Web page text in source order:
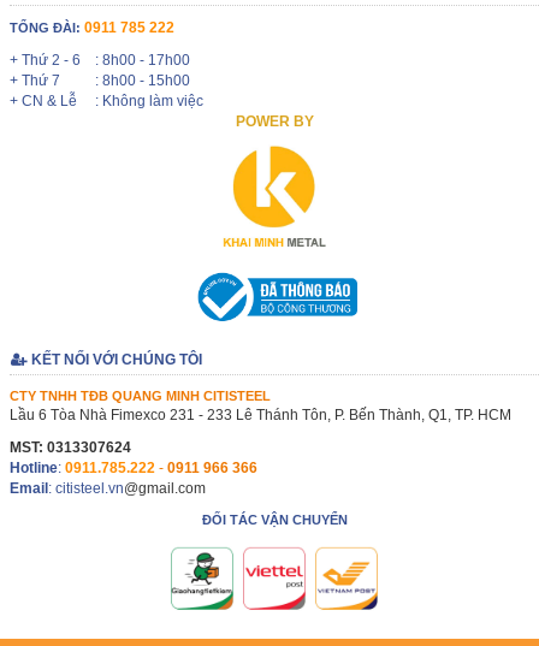
TỔNG ĐÀI: 0911 785 222
+ Thứ 2 - 6
: 8h00 - 17h00
+ Thứ 7
: 8h00 - 15h00
+ CN & Lễ
: Không làm việc
POWER BY
KẾT NỐI VỚI CHÚNG TÔI
CTY TNHH TĐB QUANG MINH CITISTEEL
Lầu 6 Tòa Nhà Fimexco 231 - 233 Lê Thánh Tôn, P. Bến Thành, Q1, TP. HCM
MST: 0313307624
Hotline: 0911.785.222 - 0911 966 366
Email: citisteel.vn@gmail.com
ĐỐI TÁC VẬN CHUYỂN